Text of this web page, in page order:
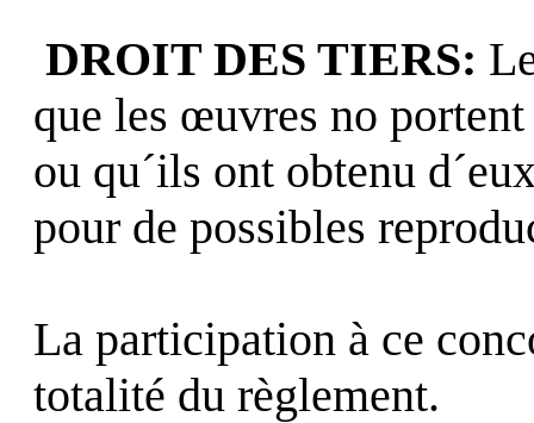
DROIT DES TIERS:
que les œuvres no
ou qu´ils ont obtenu
pour de possibles
La participation à ce
totalité du règlement.